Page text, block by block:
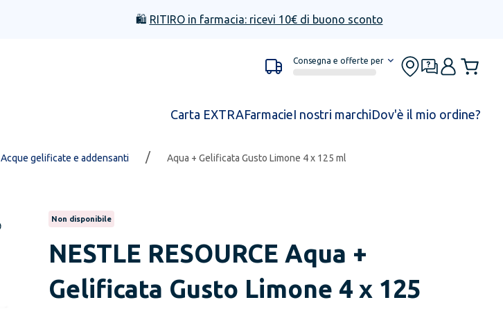
🛍️ RITIRO in farmacia: ricevi 10€ di buono sconto
Consegna e offerte per
Carta EXTRAFarmacieI nostri marchiDov'è il mio ordine?
Acque gelificate e addensanti / Aqua + Gelificata Gusto Limone 4 x 125 ml
Non disponibile
NESTLE RESOURCE Aqua +
Gelificata Gusto Limone 4 x 125